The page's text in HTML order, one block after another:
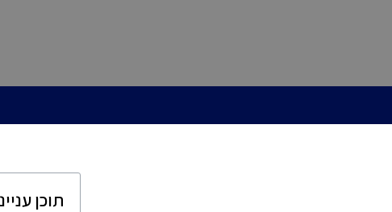
תוכן